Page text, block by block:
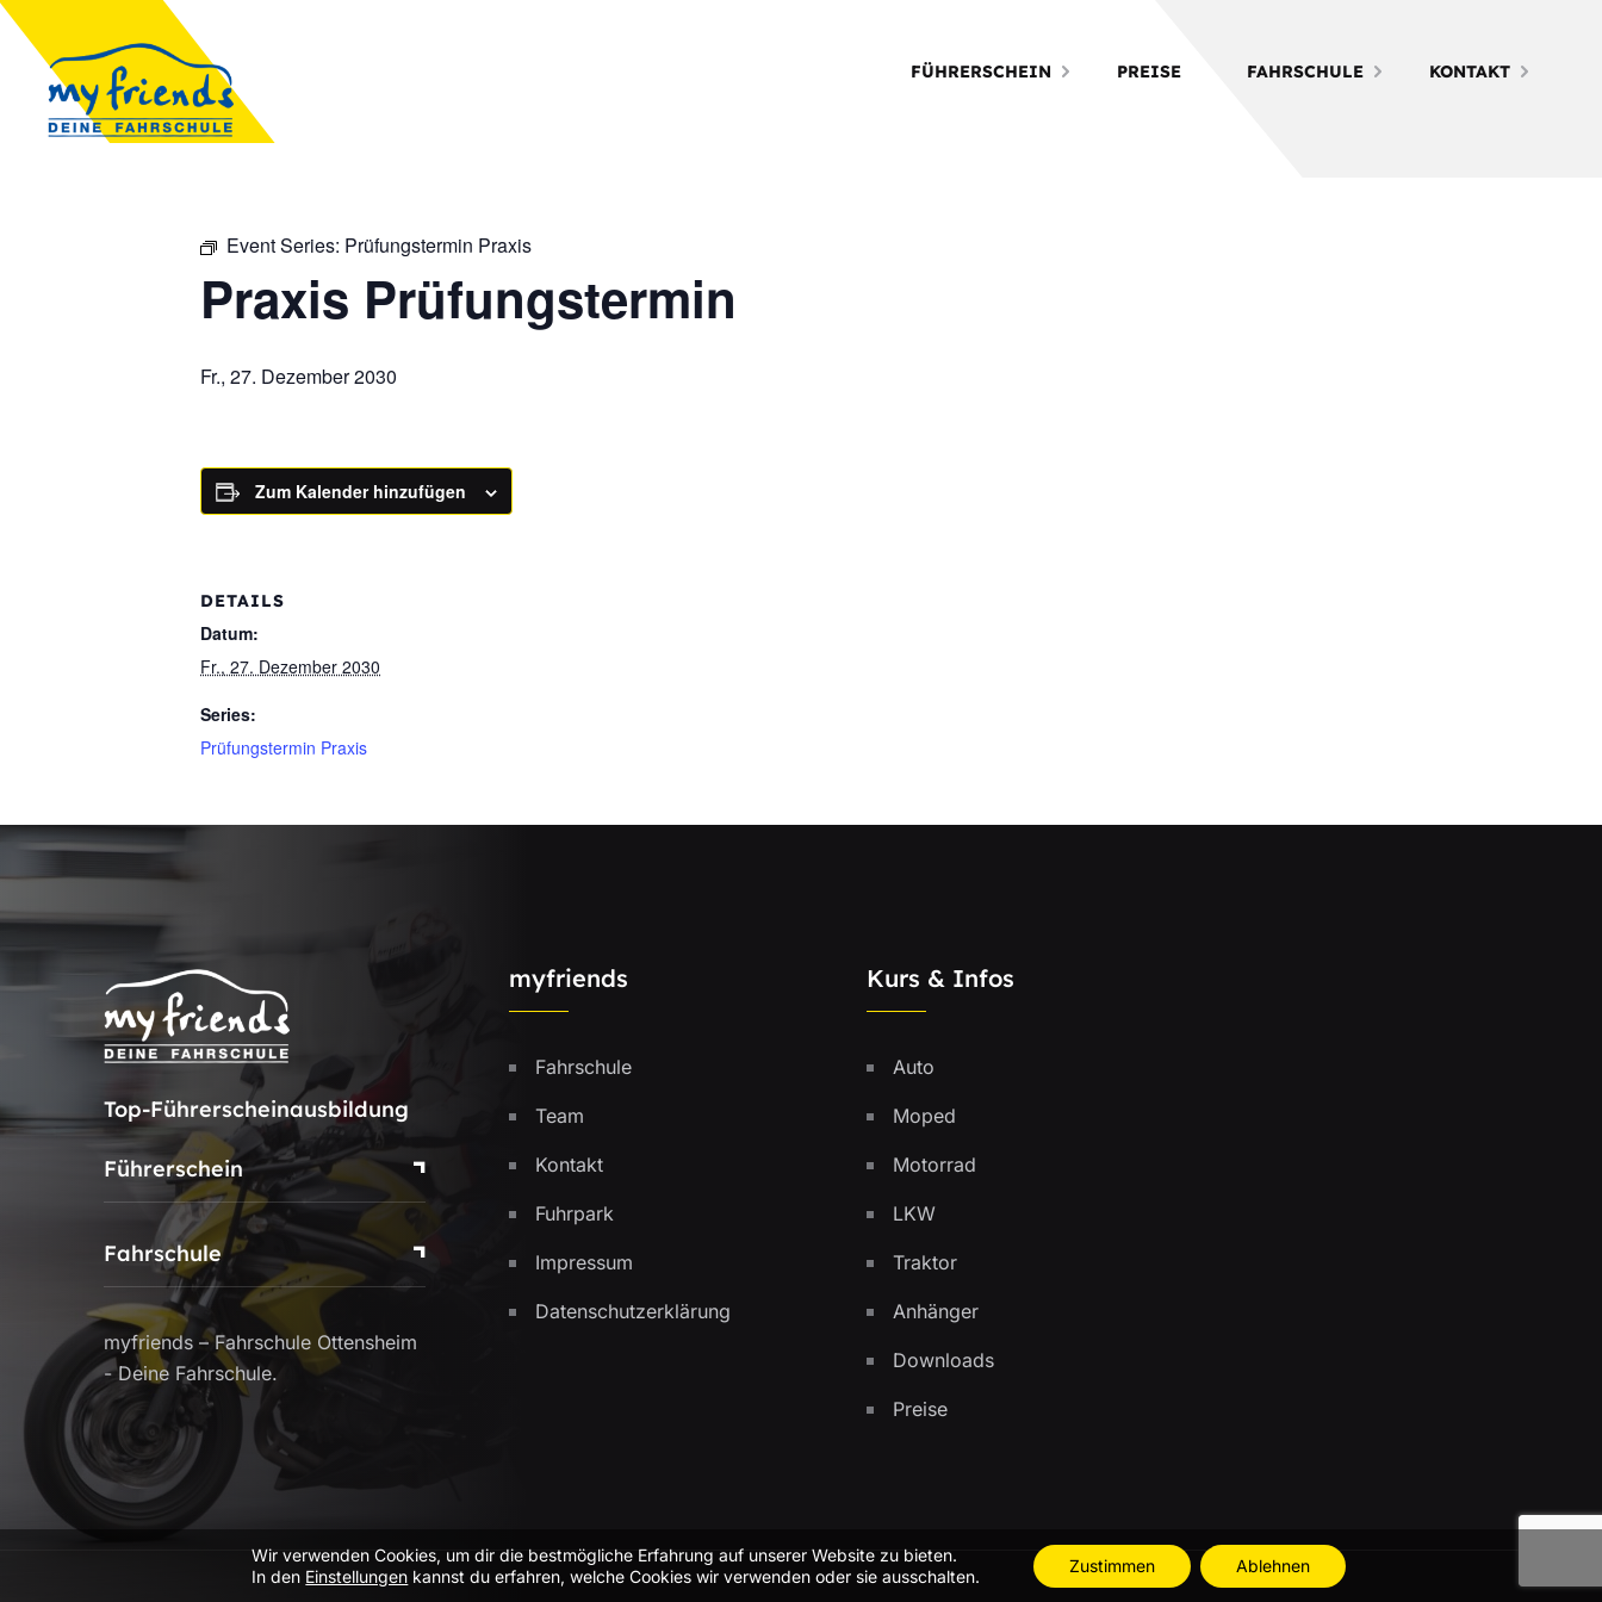
FÜHRERSCHEIN PREISE FAHRSCHULE KONTAKT
Event Series: Prüfungstermin Praxis
Praxis Prüfungstermin
Fr., 27. Dezember 2030
Zum Kalender hinzufügen
DETAILS
Datum:
Fr., 27. Dezember 2030
Series:
Prüfungstermin Praxis
Top-Führerscheinausbildung
Führerschein
Fahrschule
myfriends – Fahrschule Ottensheim
- Deine Fahrschule.
myfriends
Fahrschule
Team
Kontakt
Fuhrpark
Impressum
Datenschutzerklärung
Kurs & Infos
Auto
Moped
Motorrad
LKW
Traktor
Anhänger
Downloads
Preise
Wir verwenden Cookies, um dir die bestmögliche Erfahrung auf unserer Website zu bieten.
In den Einstellungen kannst du erfahren, welche Cookies wir verwenden oder sie ausschalten.
Zustimmen Ablehnen